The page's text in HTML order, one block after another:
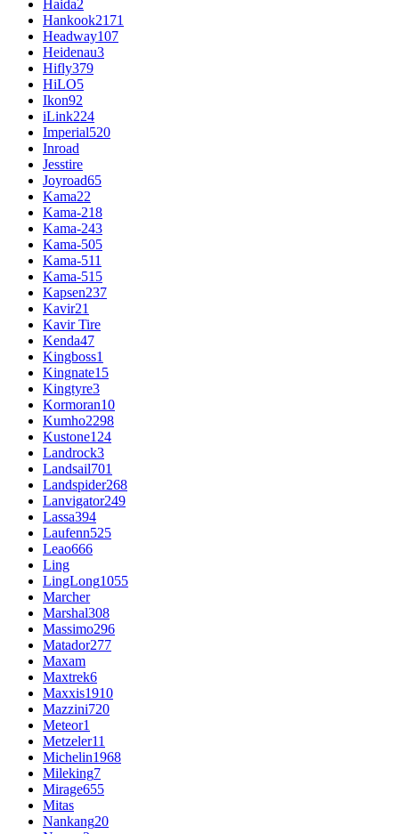
Haida2
Hankook2171
Headway107
Heidenau3
Hifly379
HiLO5
Ikon92
iLink224
Imperial520
Inroad
Jesstire
Joyroad65
Kama22
Kama-218
Kama-243
Kama-505
Kama-511
Kama-515
Kapsen237
Kavir21
Kavir Tire
Kenda47
Kingboss1
Kingnate15
Kingtyre3
Kormoran10
Kumho2298
Kustone124
Landrock3
Landsail701
Landspider268
Lanvigator249
Lassa394
Laufenn525
Leao666
Ling
LingLong1055
Marcher
Marshal308
Massimo296
Matador277
Maxam
Maxtrek6
Maxxis1910
Mazzini720
Meteor1
Metzeler11
Michelin1968
Mileking7
Mirage655
Mitas
Nankang20